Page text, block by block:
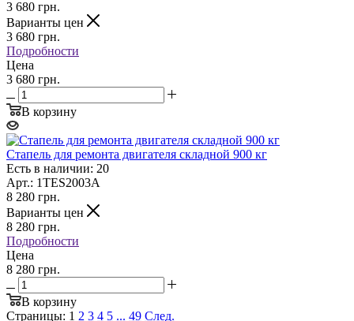
3 680 грн.
Варианты цен
3 680 грн.
Подробности
Цена
3 680 грн.
В корзину
Стапель для ремонта двигателя складной 900 кг
Есть в наличии: 20
Арт.: 1TES2003A
8 280 грн.
Варианты цен
8 280 грн.
Подробности
Цена
8 280 грн.
В корзину
Страницы: 1 2 3 4 5 ... 49 След.